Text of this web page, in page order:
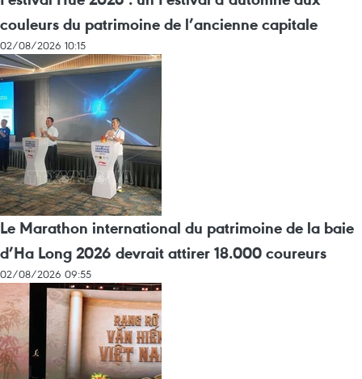
couleurs du patrimoine de l’ancienne capitale
02/08/2026 10:15
Le Marathon international du patrimoine de la baie
d’Ha Long 2026 devrait attirer 18.000 coureurs
02/08/2026 09:55